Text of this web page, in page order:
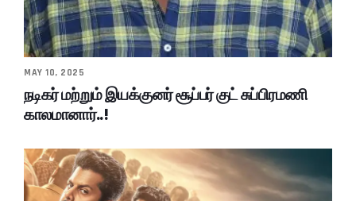
MAY 10, 2025
நடிகர் மற்றும் இயக்குனர் சூப்பர் குட் சுப்பிரமணி
காலமானார்..!